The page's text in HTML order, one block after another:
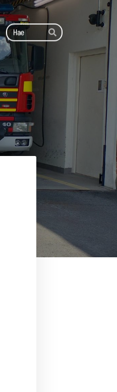
Haku
Hae